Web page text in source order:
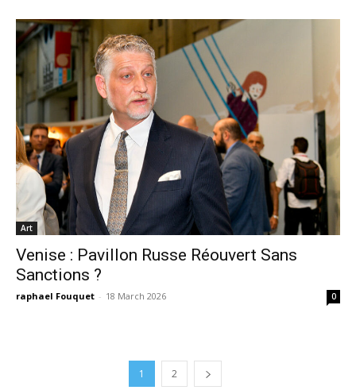
Art
Venise : Pavillon Russe Réouvert Sans
Sanctions ?
raphael Fouquet - 18 March 2026 0
1 2